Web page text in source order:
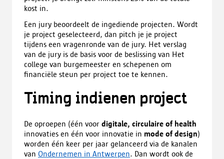
kost in.
Een jury beoordeelt de ingediende projecten. Wordt
je project geselecteerd, dan pitch je je project
tijdens een vragenronde van de jury. Het verslag
van de jury is de basis voor de beslissing van Het
college van burgemeester en schepenen om
financiële steun per project toe te kennen.
Timing indienen project
De oproepen (één voor digitale, circulaire of health
innovaties en één voor innovatie in mode of design)
worden één keer per jaar gelanceerd via de kanalen
van Ondernemen in Antwerpen. Dan wordt ook de